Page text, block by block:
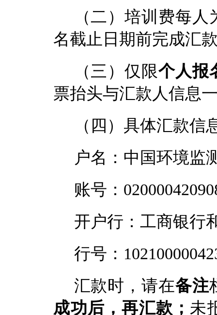
（二）培训费每人
名截止日期前完成汇
（三）仅限个人报
票抬头与汇款人信息
（ 四 ）具体汇款信
户名：中国环境监
账号：
开户行：工商银行
行号：
汇款时，请在备注
成功后 ，再汇款 ； 未